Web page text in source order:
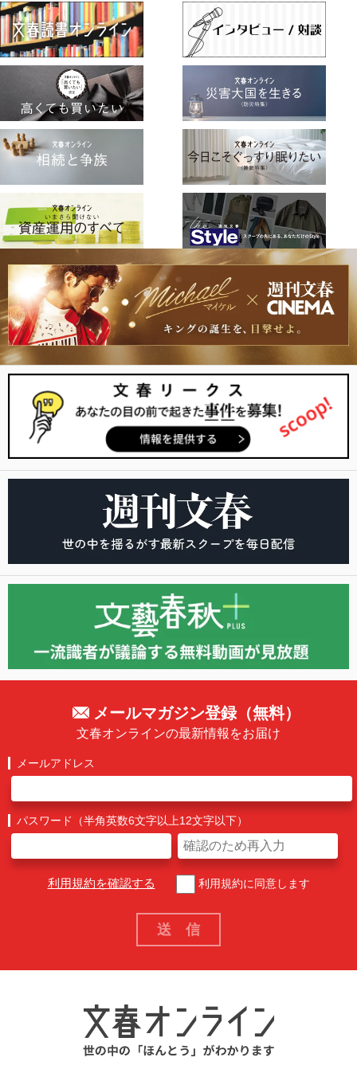
メールマガジン登録（無料）
文春オンラインの最新情報をお届け
メールアドレス
パスワード（半角英数6文字以上12文字以下）
利用規約を確認する 利用規約に同意します